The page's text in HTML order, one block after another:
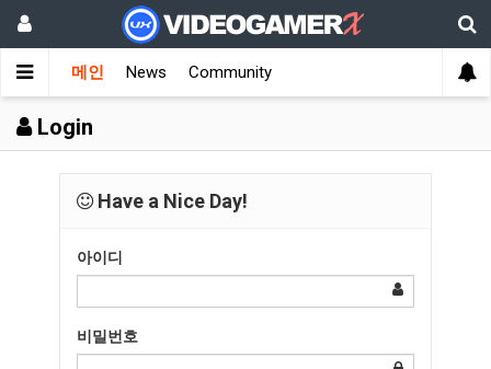
메인 News Community
Login
Have a Nice Day!
아이디
비밀번호